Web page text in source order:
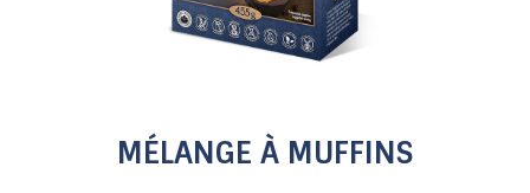
MÉLANGE À MUFFINS